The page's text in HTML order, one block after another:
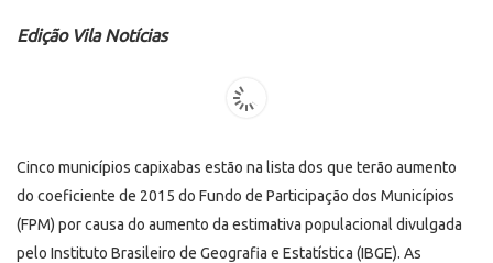
Edição Vila Notícias
Cinco municípios capixabas estão na lista dos que terão aumento
do coeficiente de 2015 do Fundo de Participação dos Municípios
(FPM) por causa do aumento da estimativa populacional divulgada
pelo Instituto Brasileiro de Geografia e Estatística (IBGE). As